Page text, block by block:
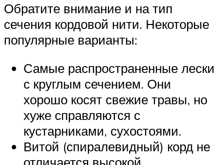
Обратите внимание и на тип
сечения кордовой нити. Некоторые
популярные варианты:
Самые распространенные лески
с круглым сечением. Они
хорошо косят свежие травы, но
хуже справляются с
кустарниками, сухостоями.
Витой (спиралевидный) корд не